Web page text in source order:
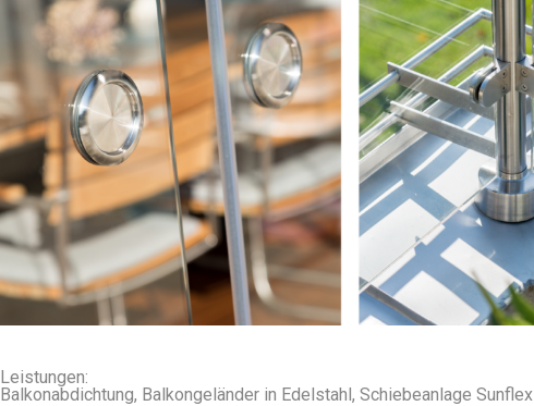
Leistungen:
Balkonabdichtung, Balkongeländer in Edelstahl, Schiebeanlage Sunflex